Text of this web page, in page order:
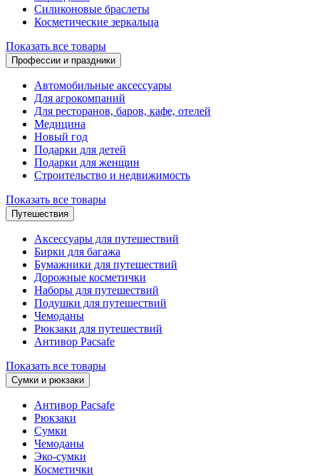
Силиконовые браслеты
Косметические зеркальца
Показать все товары
Профессии и праздники
Автомобильные аксессуары
Для агрокомпаний
Для ресторанов, баров, кафе, отелей
Медицина
Новый год
Подарки для детей
Подарки для женщин
Строительство и недвижимость
Показать все товары
Путешествия
Аксессуары для путешествий
Бирки для багажа
Бумажники для путешествий
Дорожные косметички
Наборы для путешествий
Подушки для путешествий
Чемоданы
Рюкзаки для путешествий
Антивор Pacsafe
Показать все товары
Сумки и рюкзаки
Антивор Pacsafe
Рюкзаки
Сумки
Чемоданы
Эко-сумки
Косметички